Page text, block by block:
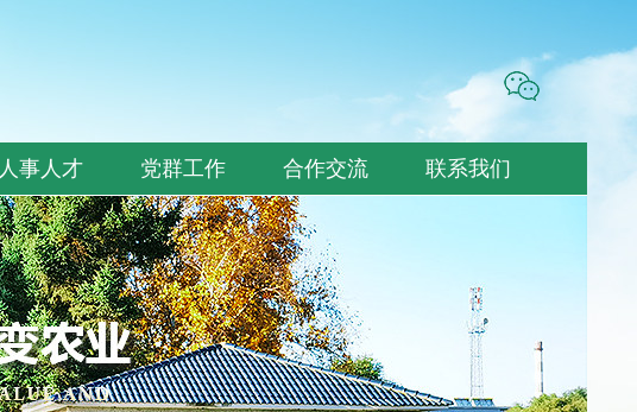
人事人才 党群工作 合作交流 联系我们